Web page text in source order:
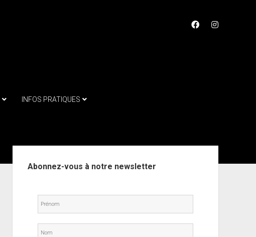
facebookinstagram
INFOS PRATIQUES
Abonnez-vous à notre newsletter